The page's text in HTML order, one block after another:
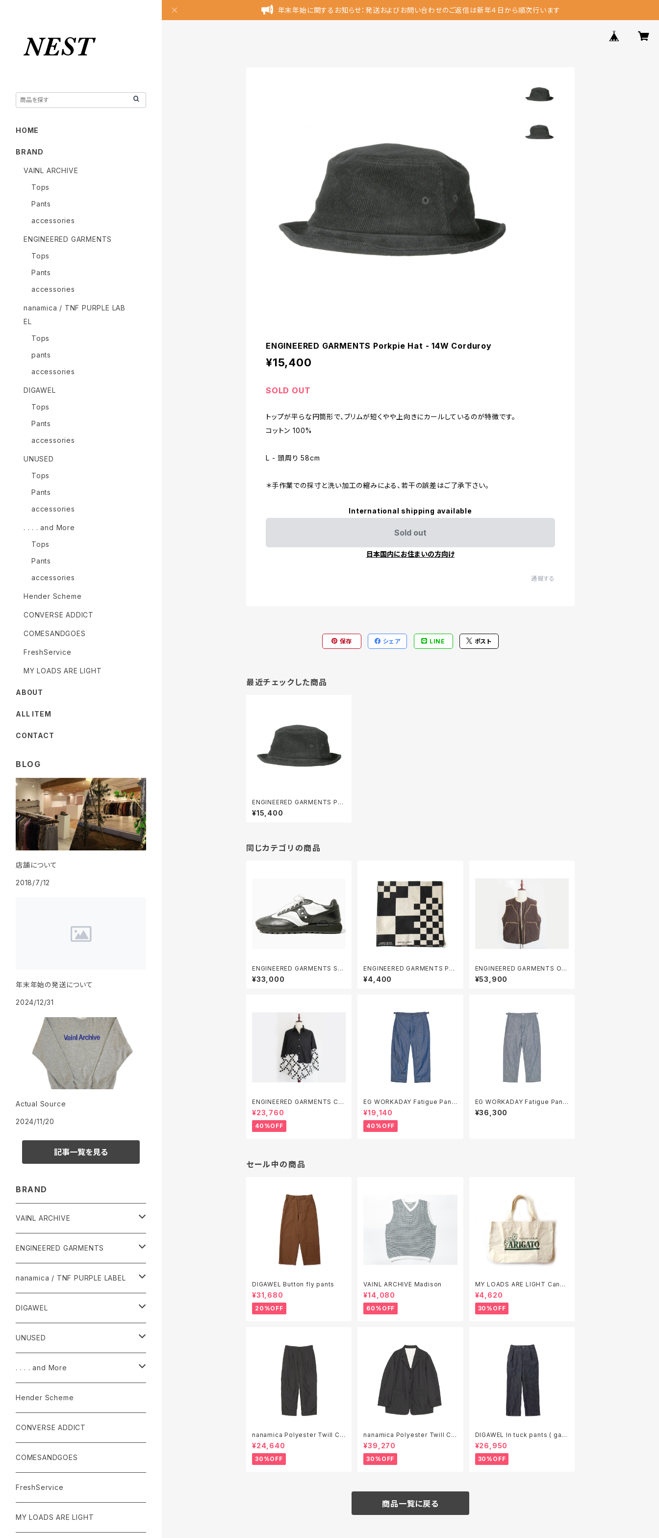
年末年始に関するお知らせ：発送およびお問い合わせのご返信は新年４日から順次行います
ENGINEERED GARMENTS Porkpie Hat - 14W Corduroy
¥15,400
SOLD OUT
トップが平らな円筒形で、ブリムが短くやや上向きにカールしているのが特徴です。
コットン 100%
L - 頭周り 58cm
＊手作業での採寸と洗い加工の縮みによる、若干の誤差はご了承下さい。
International shipping available
Sold out
日本国内にお住まいの方向け
通報する
保存 シェア LINE ポスト
最近チェックした商品
ENGINEERED GARMENTS Por
kpie Hat - 14W Corduroy
¥15,400
同じカテゴリの商品
ENGINEERED GARMENTS Sha
dow Original Wingtip ( ENGI
NEERED GARMENTS x SAUC
¥33,000
ENGINEERED GARMENTS Prin
ted Bandana
¥4,400
ENGINEERED GARMENTS Ov
er Vest - 10oz Duck Canvas
¥53,900
ENGINEERED GARMENTS Co
mbo Spread Collar Shirt - Co
tton Dobby Small Foulard
¥23,760
40%OFF
EG WORKADAY Fatigue Pant
- Industrial 8oz Denim
¥19,140
40%OFF
EG WORKADAY Fatigue Pant
- 10oz Sea Canvas
¥36,300
セール中の商品
DIGAWEL Button fly pants
¥31,680
20%OFF
VAINL ARCHIVE Madison
¥14,080
60%OFF
MY LOADS ARE LIGHT Canva
s Tote Bag "ARIGATO"
¥4,620
30%OFF
nanamica Polyester Twill Clu
b Pants ( S26SC051 )
¥24,640
30%OFF
nanamica Polyester Twill Clu
b Jacket ( S26SA050 )
¥39,270
30%OFF
DIGAWEL In tuck pants ( gar
ment wash )
¥26,950
30%OFF
商品一覧に戻る
HOME
BRAND
VAINL ARCHIVE
Tops
Pants
accessories
ENGINEERED GARMENTS
Tops
Pants
accessories
nanamica / TNF PURPLE LAB
EL
Tops
pants
accessories
DIGAWEL
Tops
Pants
accessories
UNUSED
Tops
Pants
accessories
. . . . and More
Tops
Pants
accessories
Hender Scheme
CONVERSE ADDICT
COMESANDGOES
FreshService
MY LOADS ARE LIGHT
ABOUT
ALL ITEM
CONTACT
BLOG
店舗について
2018/7/12
年末年始の発送について
2024/12/31
Actual Source
2024/11/20
記事一覧を見る
BRAND
VAINL ARCHIVE
Tops
Pants
accessories
ENGINEERED GARMENTS
Tops
Pants
accessories
nanamica / TNF PURPLE LABEL
Tops
pants
accessories
DIGAWEL
Tops
Pants
accessories
UNUSED
Tops
Pants
accessories
. . . . and More
Tops
Pants
accessories
Hender Scheme
CONVERSE ADDICT
COMESANDGOES
FreshService
MY LOADS ARE LIGHT